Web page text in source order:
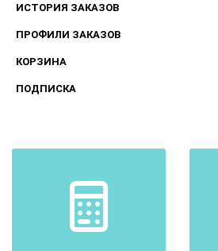
ИСТОРИЯ ЗАКАЗОВ
ПРОФИЛИ ЗАКАЗОВ
КОРЗИНА
ПОДПИСКА